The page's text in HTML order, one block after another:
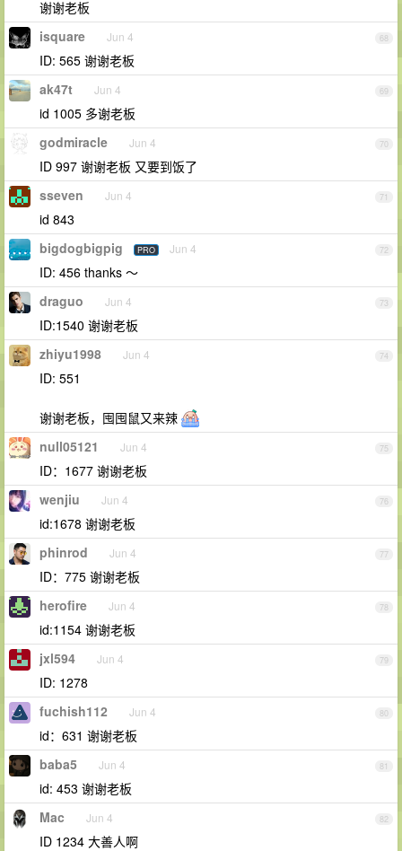
谢谢老板
68
isquare Jun 4
ID: 565 谢谢老板
69
ak47t Jun 4
id 1005 多谢老板
70
godmiracle Jun 4
ID 997 谢谢老板 又要到饭了
71
sseven Jun 4
id 843
72
bigdogbigpig PRO Jun 4
ID: 456 thanks ～
73
draguo Jun 4
ID:1540 谢谢老板
74
zhiyu1998 Jun 4
ID: 551
谢谢老板，囤囤鼠又来辣
75
null05121 Jun 4
ID：1677 谢谢老板
76
wenjiu Jun 4
id:1678 谢谢老板
77
phinrod Jun 4
ID：775 谢谢老板
78
herofire Jun 4
id:1154 谢谢老板
79
jxl594 Jun 4
ID: 1278
80
fuchish112 Jun 4
id：631 谢谢老板
81
baba5 Jun 4
id: 453 谢谢老板
82
Mac Jun 4
ID 1234 大善人啊